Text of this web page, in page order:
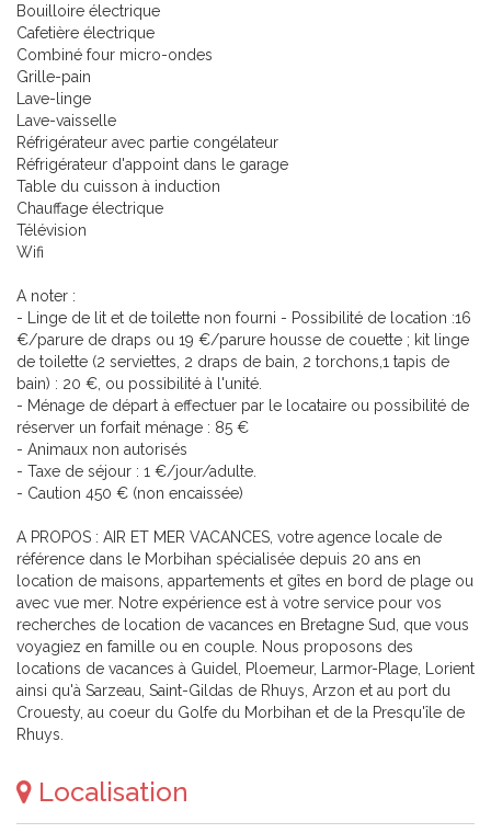
Bouilloire électrique
Cafetière électrique
Combiné four micro-ondes
Grille-pain
Lave-linge
Lave-vaisselle
Réfrigérateur avec partie congélateur
Réfrigérateur d'appoint dans le garage
Table du cuisson à induction
Chauffage électrique
Télévision
Wifi
A noter :
- Linge de lit et de toilette non fourni - Possibilité de location :16
€/parure de draps ou 19 €/parure housse de couette ; kit linge
de toilette (2 serviettes, 2 draps de bain, 2 torchons,1 tapis de
bain) : 20 €, ou possibilité à l'unité.
- Ménage de départ à effectuer par le locataire ou possibilité de
réserver un forfait ménage : 85 €
- Animaux non autorisés
- Taxe de séjour : 1 €/jour/adulte.
- Caution 450 € (non encaissée)
A PROPOS : AIR ET MER VACANCES, votre agence locale de
référence dans le Morbihan spécialisée depuis 20 ans en
location de maisons, appartements et gîtes en bord de plage ou
avec vue mer. Notre expérience est à votre service pour vos
recherches de location de vacances en Bretagne Sud, que vous
voyagiez en famille ou en couple. Nous proposons des
locations de vacances à Guidel, Ploemeur, Larmor-Plage, Lorient
ainsi qu'à Sarzeau, Saint-Gildas de Rhuys, Arzon et au port du
Crouesty, au coeur du Golfe du Morbihan et de la Presqu'île de
Rhuys.
Localisation